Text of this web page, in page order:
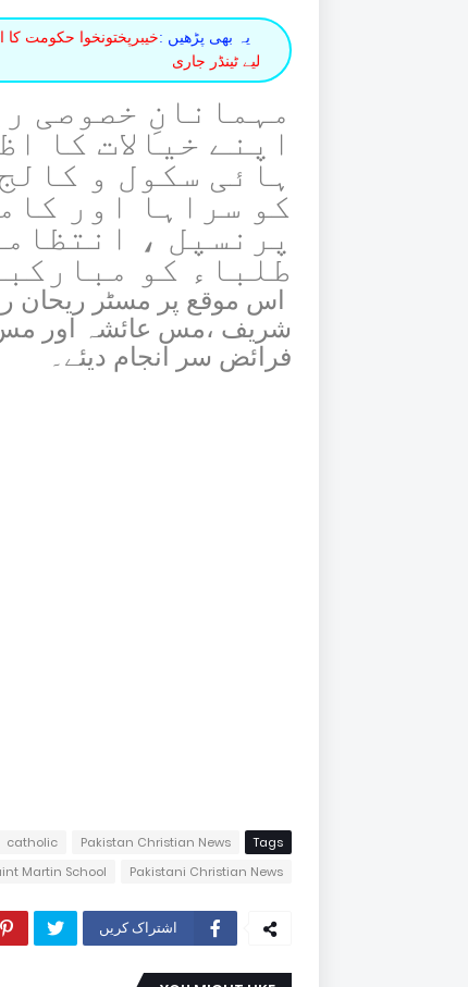
یہ بھی پڑھیں :
لیے ٹینڈر جاری
مہمانانِ خصوصی
اپنے خیالات کا
ہائی سکول و
کو سراہا اور
پرنسپل ،
طلباء کو
اس موقع پر مسٹر ریحان
شریف ،مس عائشہ اور
فرائض سر انجام دیئے۔
Tags
Pakistan Christian News
catholic
Pakistani Christian News
Martin School
اشتراک کریں